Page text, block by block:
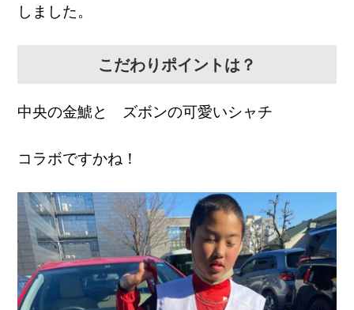
しました。
こだわりポイントは？
中央の金鯱と ズボンの可愛いシャチ
コラボですかね！